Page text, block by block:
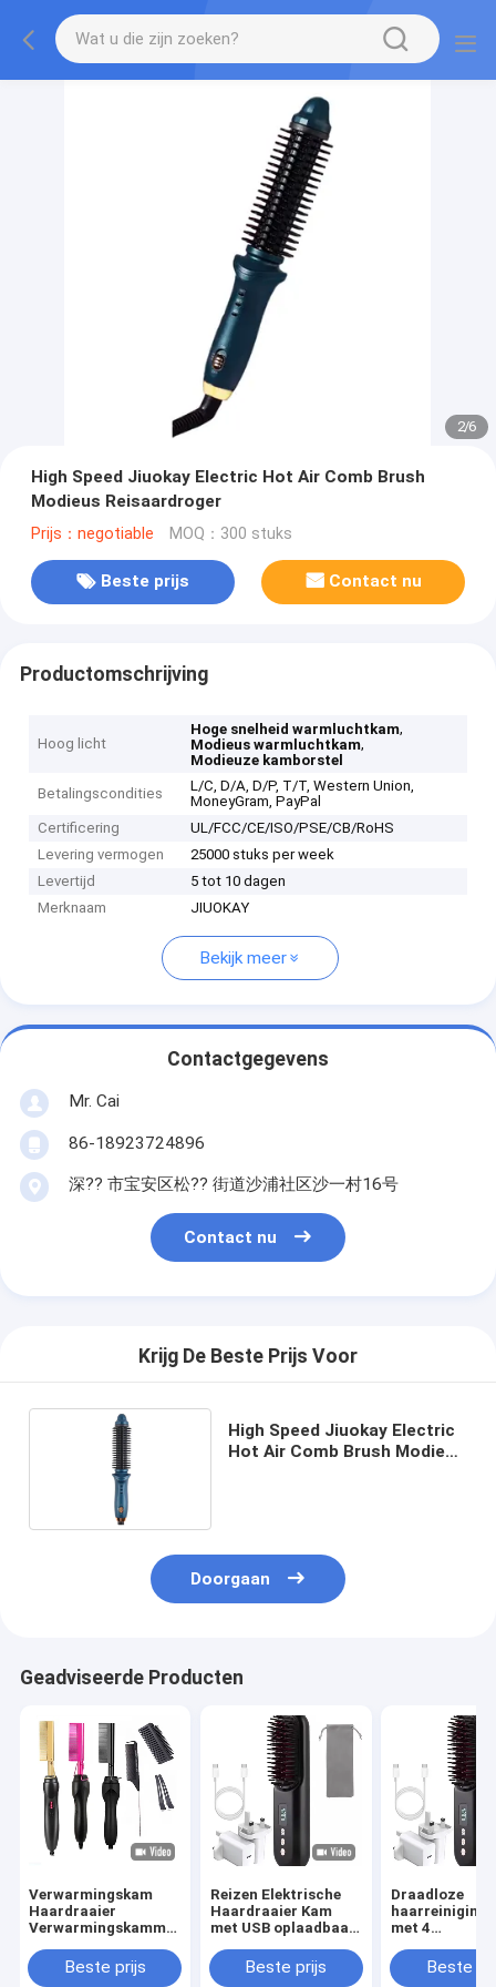
2/6
High Speed Jiuokay Electric Hot Air Comb Brush
Modieus Reisaardroger
Prijs：negotiable MOQ：300 stuks
Beste prijs Contact nu
Productomschrijving
Hoog licht
Hoge snelheid warmluchtkam,
Modieus warmluchtkam,
Modieuze kamborstel
Betalingscondities
L/C, D/A, D/P, T/T, Western Union,
MoneyGram, PayPal
Certificering
UL/FCC/CE/ISO/PSE/CB/RoHS
Levering vermogen
25000 stuks per week
Levertijd
5 tot 10 dagen
Merknaam
JIUOKAY
Bekijk meer
Contactgegevens
Mr. Cai
86-18923724896
深?? 市宝安区松?? 街道沙浦社区沙一村16号
Contact nu
Krijg De Beste Prijs Voor
High Speed Jiuokay Electric
Hot Air Comb Brush Modieus
Doorgaan
Geadviseerde Producten
Verwarmingskam
Haardraaier
Verwarmingskammen
Multifunctionele
Koper Elektrische
Beste prijs
Reizen Elektrische
Haardraaier Kam
met USB oplaadbaar
lengteBeste prijs
Draadloze
met 4
PD20W Fast
Charging Anti
Beste